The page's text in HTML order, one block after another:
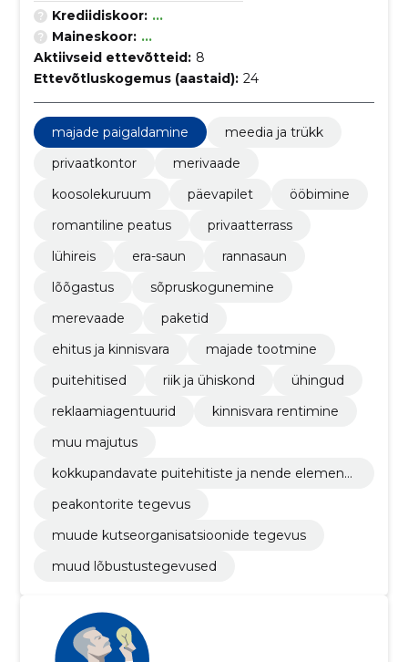
Krediidiskoor: ...
Maineskoor: ...
Aktiivseid ettevõtteid: 8
Ettevõtluskogemus (aastaid): 24
majade paigaldamine
meedia ja trükk
privaatkontor
merivaade
koosolekuruum
päevapilet
ööbimine
romantiline peatus
privaatterrass
lühireis
era-saun
rannasaun
lõõgastus
sõpruskogunemine
merevaade
paketid
ehitus ja kinnisvara
majade tootmine
puitehitised
riik ja ühiskond
ühingud
reklaamiagentuurid
kinnisvara rentimine
muu majutus
kokkupandavate puitehitiste ja nende elementi
peakontorite tegevus
muude kutseorganisatsioonide tegevus
muud lõbustustegevused